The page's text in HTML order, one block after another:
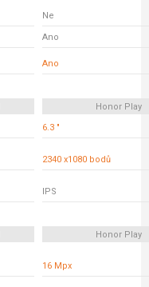
Ne
Ano
Ano
Honor Play
6.3 "
2340 x1080 bodů
IPS
Honor Play
16 Mpx